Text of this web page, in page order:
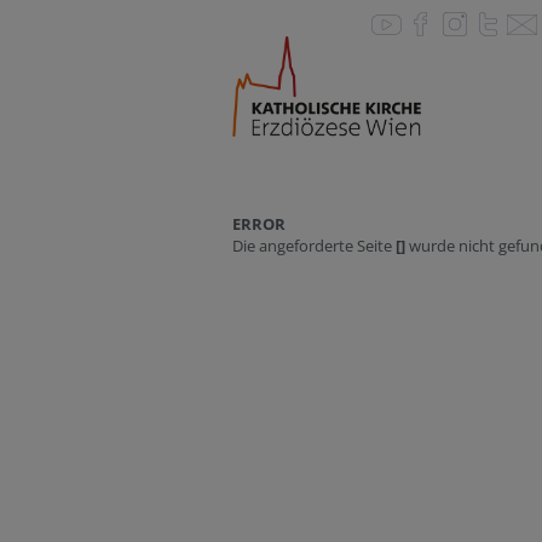
ERROR
Die angeforderte Seite []wurde nicht